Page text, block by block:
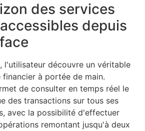
des services
depuis
l'utilisateur découvre un véritable
à portée de main.
de consulter en temps réel le
des transactions sur tous ses
avec la possibilité d'effectuer
remontant jusqu'à deux